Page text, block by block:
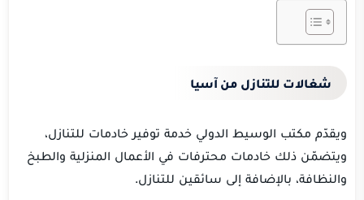
شغالات للتنازل من آسيا
ويقدّم مكتب الوسيط الدولي خدمة توفير خادمات للتنازل،
ويتضمّن ذلك خادمات محترفات في الأعمال المنزلية والطبخ
والنظافة، بالإضافة إلى سائقين للتنازل.